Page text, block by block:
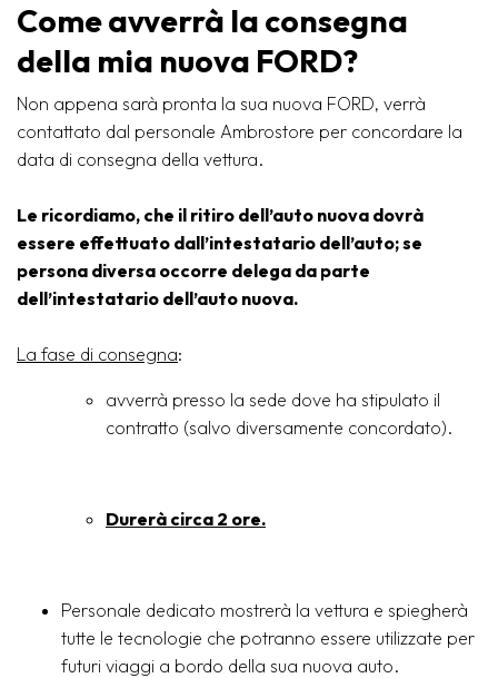
Come avverrà la consegna
della mia nuova FORD?
Non appena sarà pronta la sua nuova FORD, verrà
contattato dal personale Ambrostore per concordare la
data di consegna della vettura.
Le ricordiamo, che il ritiro dell’auto nuova dovrà
essere effettuato dall’intestatario dell’auto; se
persona diversa occorre delega da parte
dell’intestatario dell’auto nuova.
La fase di consegna:
avverrà presso la sede dove ha stipulato il
contratto (salvo diversamente concordato).
Durerà circa 2 ore.
Personale dedicato mostrerà la vettura e spiegherà
tutte le tecnologie che potranno essere utilizzate per
futuri viaggi a bordo della sua nuova auto.